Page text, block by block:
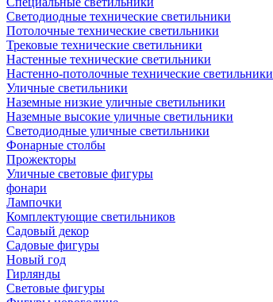
Светодиодные технические светильники
Потолочные технические светильники
Трековые технические светильники
Настенные технические светильники
Настенно-потолочные технические светильники
Уличные светильники
Наземные низкие уличные светильники
Наземные высокие уличные светильники
Светодиодные уличные светильники
Фонарные столбы
Прожекторы
Уличные световые фигуры
фонари
Лампочки
Комплектующие светильников
Садовый декор
Садовые фигуры
Новый год
Гирлянды
Световые фигуры